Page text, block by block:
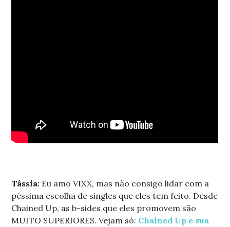
Tássia: Eu amo VIXX, mas não consigo lidar com a
péssima escolha de singles que eles tem feito. Desde
Chained Up, as b-sides que eles promovem são
MUITO SUPERIORES. Vejam só: Chained Up e sua